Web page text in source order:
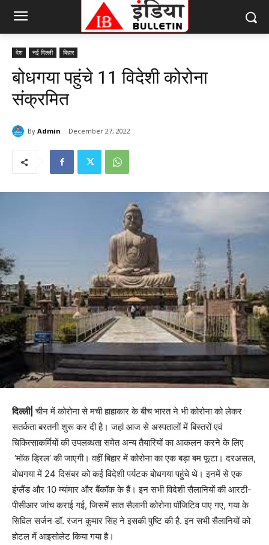
देश नई दिल्ली बिहार
बोधगया पहुंचे 11 विदेशी कोरोना
संक्रमित
By Admin December 27, 2022
दिल्ली|चीन में कोरोना से मची हाहाकार के बीच भारत ने भी कोरोना को लेकर
सतर्कता बरतनी शुरू कर दी है। जहां आज से अस्पतालों में बिस्तरों एवं
चिकित्साकर्मियों की उपलब्धता समेत अन्य तैयारियों का आकलन करने के लिए
‘मॉक ड्रिल’ की जाएगी। वहीं बिहार में कोरोना का एक बड़ा बम फूटा। दरअसल,
बोधगया में 24 दिसंबर को कई विदेशी पर्यटक बोधगया पहुंचे थे। इनमें से एक
इंग्लैंड और 10 म्यांमार और बैंकॉक के हैं। इन सभी विदेशी सैलानियों की आरटी-
पीसीआर जांच कराई गई, जिसमें सात सैलानी कोरोना पॉजिटिव पाए गए, गया के
सिविल सर्जन डॉ. रंजन कुमार सिंह ने इसकी पुष्टि की है. इन सभी सैलानियों को
होटल में आइसोलेट किया गया है।